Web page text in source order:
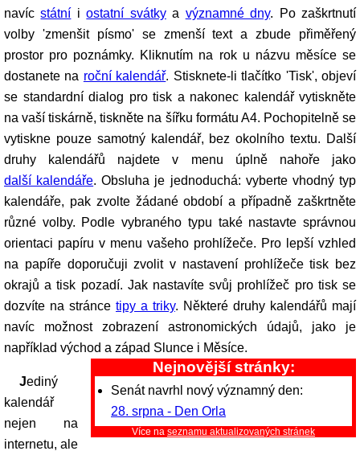
navícstátní iostatní svátkya významné dny. Po zaškrtnutí
volby 'zmenšit písmo' se zmenší text a zbude přiměřený
prostor pro poznámky. Kliknutím na rok u názvu měsíce se
dostanete na roční kalendář. Stisknete-li tlačítko 'Tisk', objeví
se standardní dialog pro tisk a nakonec kalendář vytiskněte
na vaší tiskárně, tiskněte na šířku formátu A4. Pochopitelně se
vytiskne pouze samotný kalendář, bez okolního textu. Další
druhy kalendářů najdete v menu úplně nahoře jako
další kalendáře. Obsluha je jednoduchá: vyberte vhodný typ
kalendáře, pak zvolte žádané období a případně zaškrtněte
různé volby. Podle vybraného typu také nastavte správnou
orientaci papíru v menu vašeho prohlížeče. Pro lepší vzhled
na papíře doporučuji zvolit v nastavení prohlížeče tisk bez
okrajů a tisk pozadí. Jak nastavíte svůj prohlížeč pro tisk se
dozvíte na stránce tipy a triky. Některé druhy kalendářů mají
navíc možnost zobrazení astronomických údajů, jako je
například východ a západ Slunce i Měsíce.
Nejnovější stránky:
Senát navrhl nový významný den:
28. srpna - Den Orla
Více na seznamu aktualizovaných stránek
Jediný
kalendář
nejen na
internetu, ale